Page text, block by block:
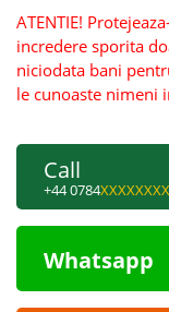
ATENTIE!
incredere sporita
niciodata bani
le cunoaste nimeni
Call
+44 0784XXXXXXXX
Whatsapp